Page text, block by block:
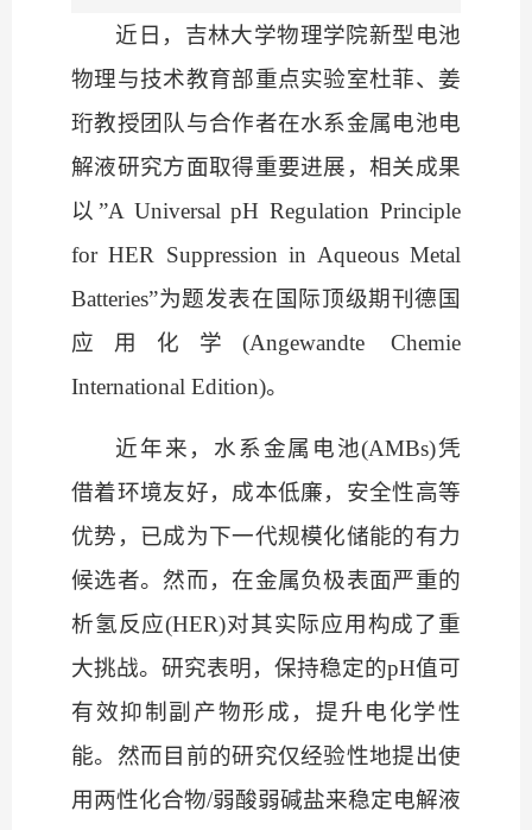
近日，吉林大学物理学院新型电池
物理与技术教育部重点实验室杜菲、姜
珩教授团队与合作者在水系金属电池电
解液研究方面取得重要进展，相关成果
以 ”A Universal pH Regulation Principle
for HER Suppression in Aqueous Metal
Batteries”为题发表在国际顶级期刊德国
应用化学(Angewandte Chemie
International Edition)。
近年来，水系金属电池(AMBs)凭
借着环境友好，成本低廉，安全性高等
优势，已成为下一代规模化储能的有力
候选者。然而，在金属负极表面严重的
析氢反应(HER)对其实际应用构成了重
大挑战。研究表明，保持稳定的pH值可
有效抑制副产物形成，提升电化学性
能。然而目前的研究仅经验性地提出使
用两性化合物/弱酸弱碱盐来稳定电解液